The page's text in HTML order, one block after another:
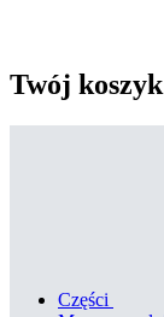
Twój
Części